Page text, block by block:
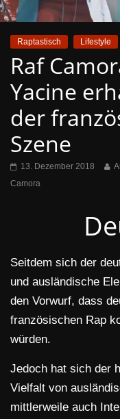
Raptastisch Lifestyle
Raf
Yacine
der
Szene
13. Dezember 2018
Camora
Seitdem sich der
und ausländische
den Vorwurf, dass
französischen Rap
würden.
Jedoch hat sich der
Vielfalt von
mittlerweile auch